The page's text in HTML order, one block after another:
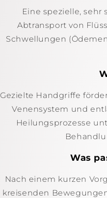
Eine spezielle,
Abtransport von
Schwellungen
Gezielte Handgriffe
Venensystem und
Heilungsprozesse
Was
Nach einem kurzen
kreisenden